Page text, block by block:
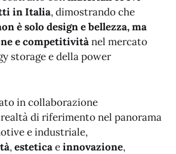
in Italia, dimostrando che
è solo design e bellezza, ma
e competitivitànel mercato
storage e della power
in collaborazione
realtà di riferimento nel panorama
e industriale,
,esteticaeinnovazione,